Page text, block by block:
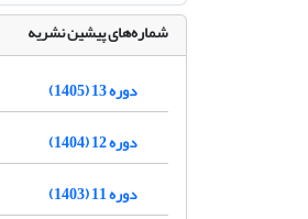
شماره‌های پیشین نشریه
دوره 13 (1405)
دوره 12 (1404)
دوره 11 (1403)